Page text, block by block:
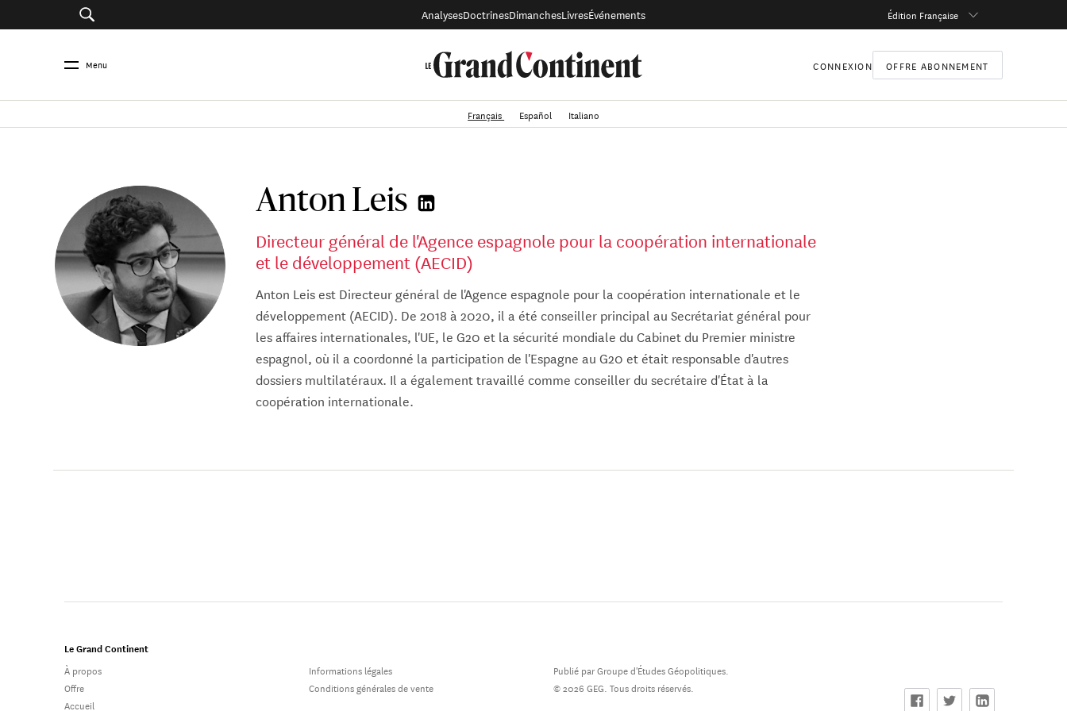
AnalysesDoctrinesDimanchesLivresÉvénements Édition Française
Menu CONNEXION OFFRE ABONNEMENT
Français Español Italiano
Anton Leis
Directeur général de l'Agence espagnole pour la coopération internationale
et le développement (AECID)
Anton Leis est Directeur général de l'Agence espagnole pour la coopération internationale et le
développement (AECID). De 2018 à 2020, il a été conseiller principal au Secrétariat général pour
les affaires internationales, l'UE, le G20 et la sécurité mondiale du Cabinet du Premier ministre
espagnol, où il a coordonné la participation de l'Espagne au G20 et était responsable d'autres
dossiers multilatéraux. Il a également travaillé comme conseiller du secrétaire d'État à la
coopération internationale.
Le Grand Continent
À propos
Offre
Accueil
Informations légales
Conditions générales de vente
Publié par Groupe d'Études Géopolitiques.
© 2026 GEG. Tous droits réservés.